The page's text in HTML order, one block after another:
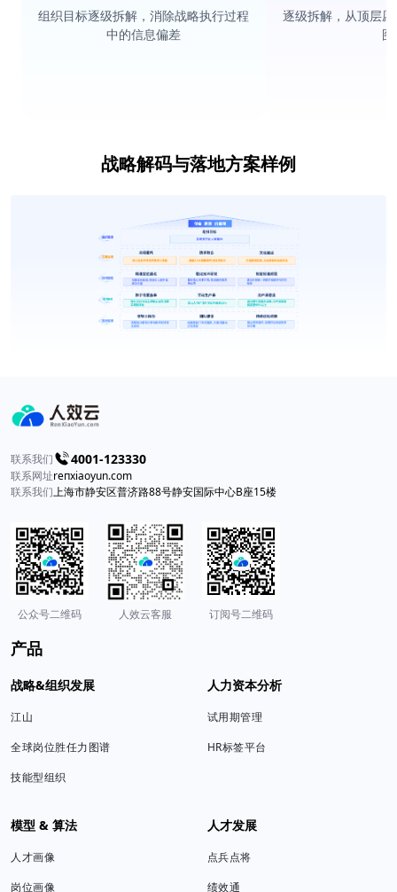
组织目标逐级拆解，消除战略执行过程
中的信息偏差
逐级拆解，从顶层
图
战略解码与落地方案样例
联系我们 4001-123330
联系网址reпxiaоyun.com
联系我们上海市静安区普济路88号静安国际中心B座15楼
公众号二维码 人效云客服 订阅号二维码
产品
战略&组织发展
江山
全球岗位胜任力图谱
技能型组织
人力资本分析
试用期管理
HR标签平台
模型 & 算法
人才画像
岗位画像
人才发展
点兵点将
绩效通